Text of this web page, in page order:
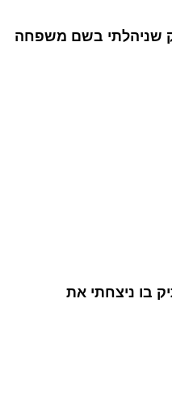
שניהלתי בשם משפחה
בו ניצחתי את